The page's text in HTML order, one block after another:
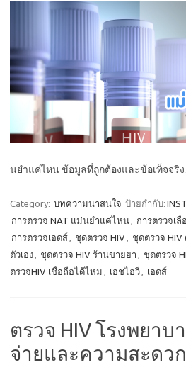
นยำแค่ไหน ข้อมูลที่ถูกต้องและข้อเท็จจริ
Category: บทความน่าสนใจ ป้ายกำกับ:
การตรวจ NAT แม่นยำแค่ไหน, การตรวจเลื
การตรวจเอดส์, ชุดตรวจ HIV, ชุดตรวจ HIV
ตัวเอง, ชุดตรวจ HIV ร้านขายยา , ชุดตรวจ
ตรวจHIV เชื่อถือได้ไหม , เอชไอวี, เอดส์
ตรวจ HIV โรงพยา
จ่ายและความสะดว